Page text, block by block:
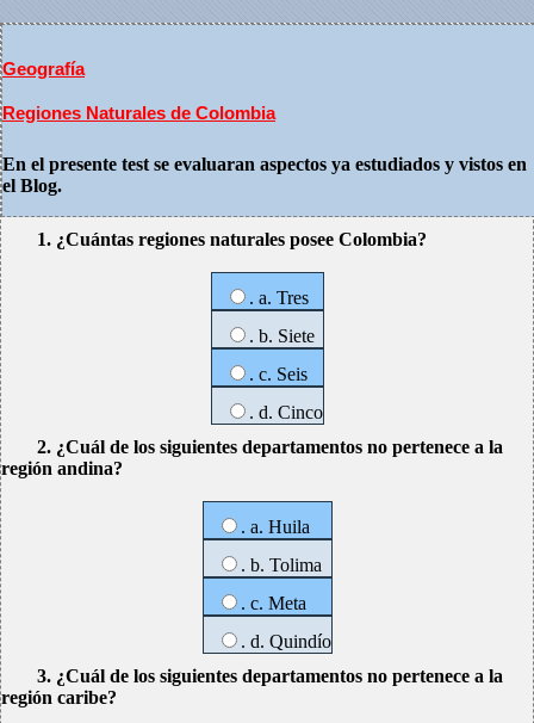
Geografía
Regiones Naturales de Colombia
En el presente test se evaluaran aspectos ya estudiados y vistos en
el Blog.
1. ¿Cuántas regiones naturales posee Colombia?
. a. Tres
. b. Siete
. c. Seis
. d. Cinco
2. ¿Cuál de los siguientes departamentos no pertenece a la
región andina?
. a. Huila
. b. Tolima
. c. Meta
. d. Quindío
3. ¿Cuál de los siguientes departamentos no pertenece a la
región caribe?